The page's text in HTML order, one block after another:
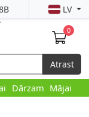
LV
0
Atrast
Dārzam Mājai